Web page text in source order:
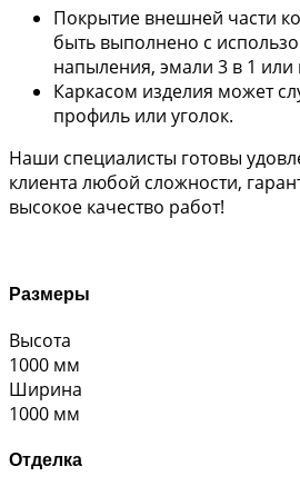
Покрытие внешней части
быть выполнено с
напыления, эмали 3 в 1 или
Каркасом изделия может
профиль или уголок.
Наши специалисты готовы
клиента любой сложности,
высокое качество работ!
Размеры
Высота
1000 мм
Ширина
1000 мм
Отделка